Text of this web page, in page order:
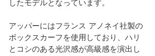
したモデルとなっています。
アッパーにはフランス アノネイ社製の
ボックスカーフを使用しており、ハリ
とコシのある光沢感が高級感を演出し